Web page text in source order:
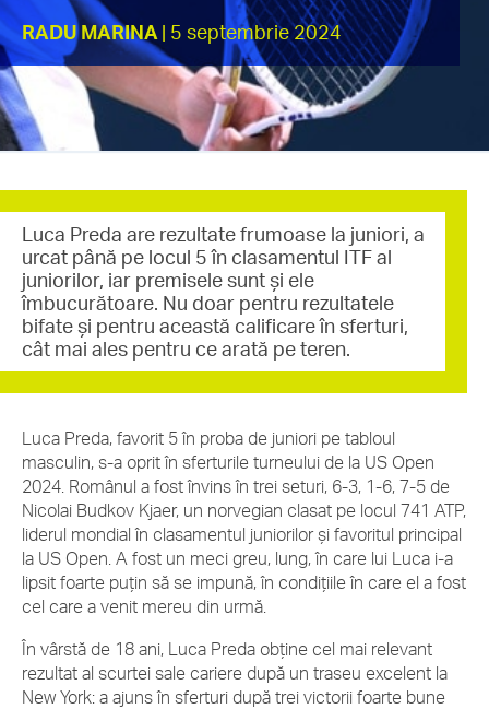
RADU MARINA | 5 septembrie 2024
Luca Preda are rezultate frumoase la juniori, a
urcat până pe locul 5 în clasamentul ITF al
juniorilor, iar premisele sunt și ele
îmbucurătoare. Nu doar pentru rezultatele
bifate și pentru această calificare în sferturi,
cât mai ales pentru ce arată pe teren.
Luca Preda, favorit 5 în proba de juniori pe tabloul
masculin, s-a oprit în sferturile turneului de la US Open
2024. Românul a fost învins în trei seturi, 6-3, 1-6, 7-5 de
Nicolai Budkov Kjaer, un norvegian clasat pe locul 741 ATP,
liderul mondial în clasamentul juniorilor și favoritul principal
la US Open. A fost un meci greu, lung, în care lui Luca i-a
lipsit foarte puțin să se impună, în condițiile în care el a fost
cel care a venit mereu din urmă.
În vârstă de 18 ani, Luca Preda obține cel mai relevant
rezultat al scurtei sale cariere după un traseu excelent la
New York: a ajuns în sferturi după trei victorii foarte bune